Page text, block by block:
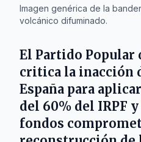
Imagen genérica de la
volcánico difuminado.
El Partido Popular
critica la inacción
España para
del 60% del IRPF
fondos